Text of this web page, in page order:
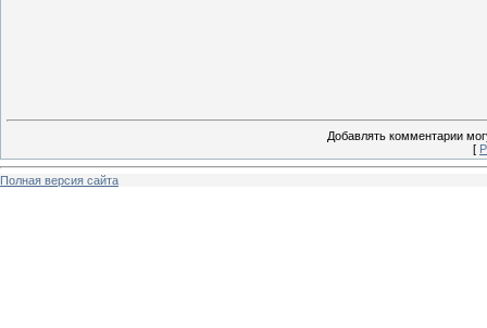
Добавлять комментарии
[
Полная версия сайта